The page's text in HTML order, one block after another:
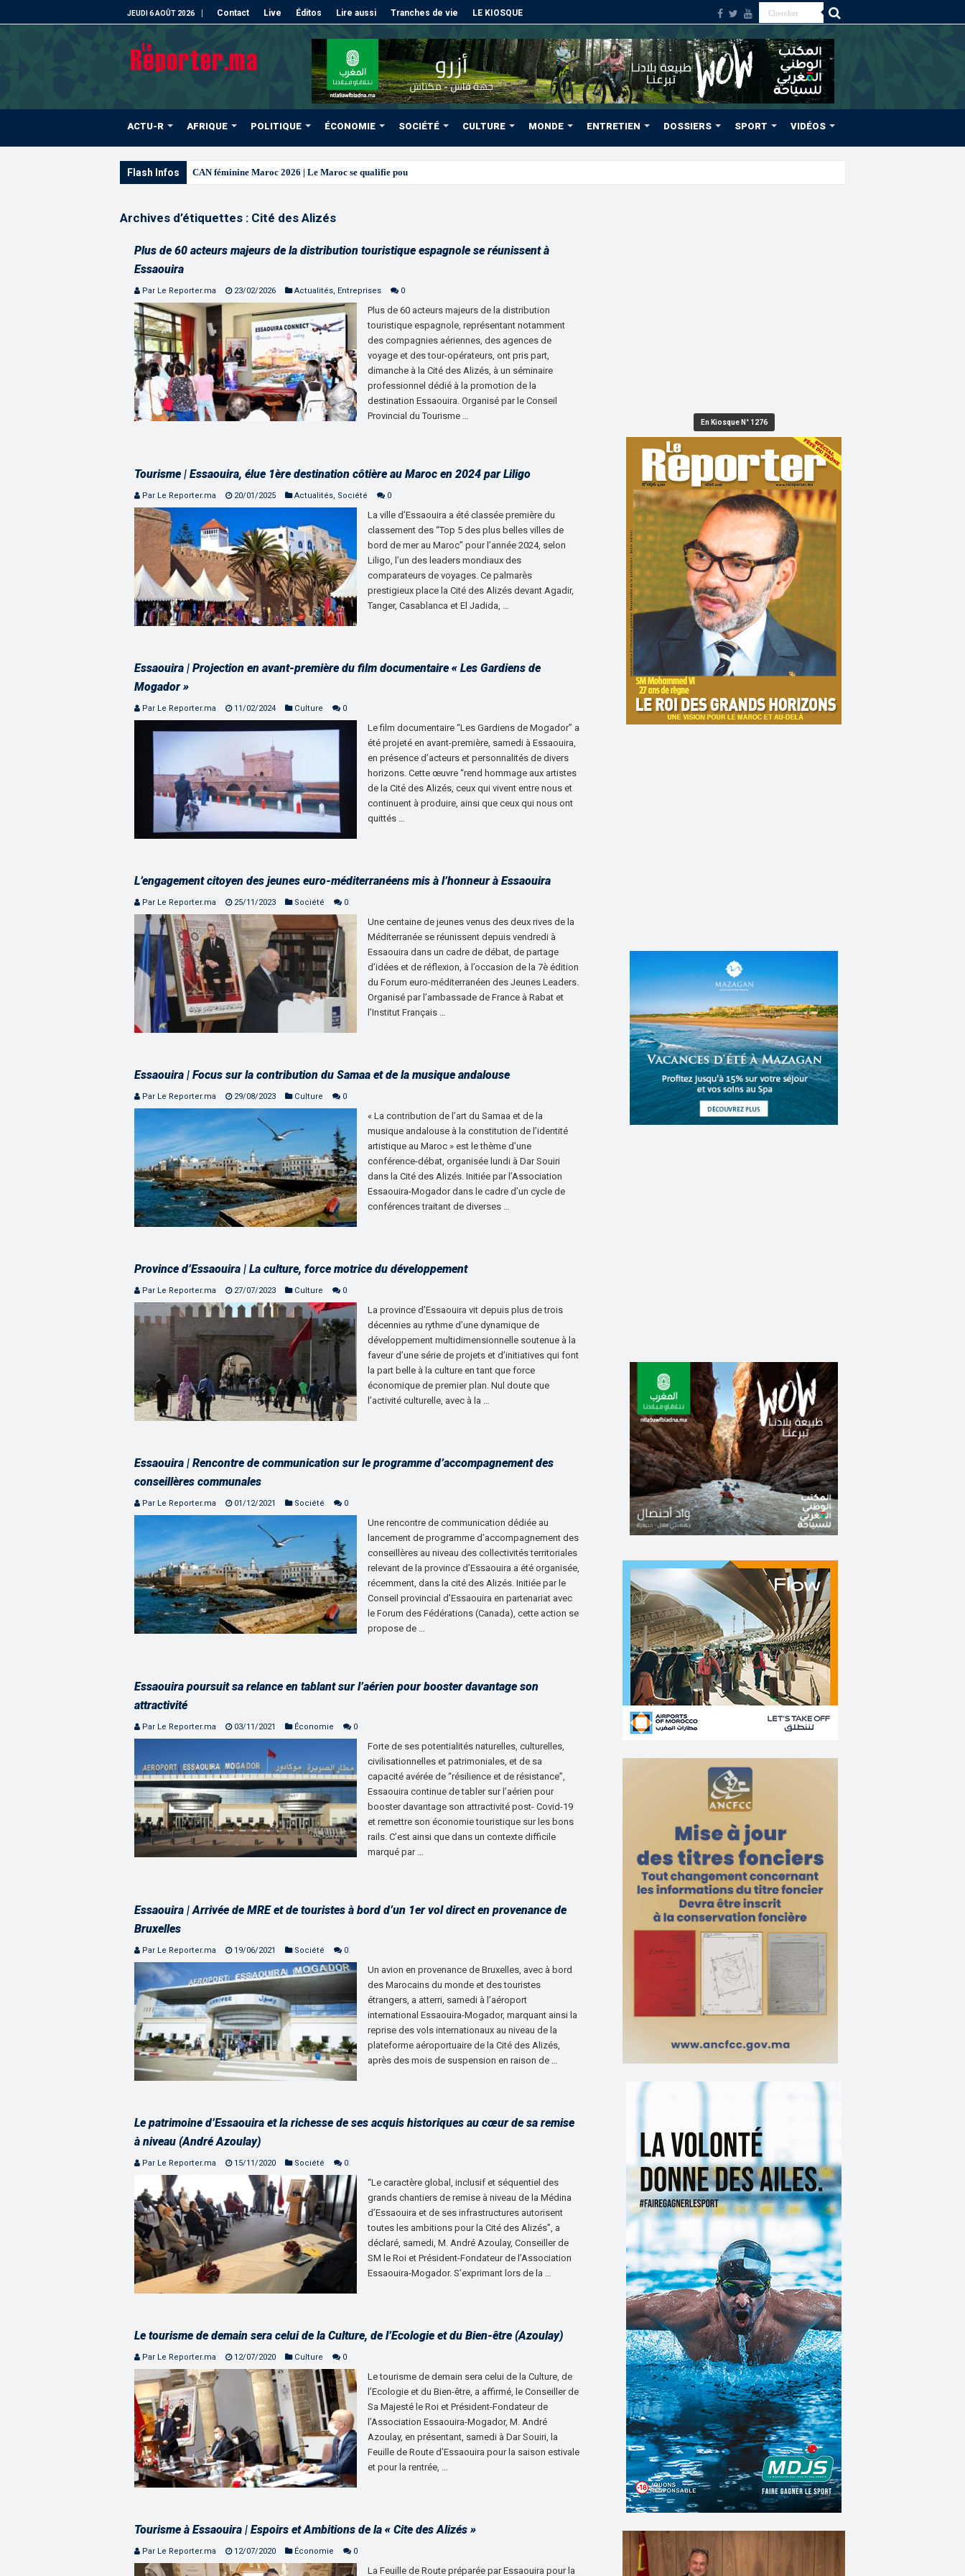
JEUDI 6 AOÛT 2026 Contact Live Éditos Lire aussi Tranches de vie LE KIOSQUE
ACTU-R AFRIQUE POLITIQUE ÉCONOMIE SOCIÉTÉ CULTURE MONDE ENTRETIEN DOSSIERS SPORT VIDÉOS
Flash Infos CAN féminine Maroc 2026 | Le Maroc se qualifie pour les quarts après un nul blanc face au Séné
Archives d’étiquettes : Cité des Alizés
Plus de 60 acteurs majeurs de la distribution touristique espagnole se réunissent à
Essaouira
Par Le Reporter.ma 23/02/2026 Actualités, Entreprises 0
Plus de 60 acteurs majeurs de la distribution
touristique espagnole, représentant notamment
des compagnies aériennes, des agences de
voyage et des tour-opérateurs, ont pris part,
dimanche à la Cité des Alizés, à un séminaire
professionnel dédié à la promotion de la
destination Essaouira. Organisé par le Conseil
Provincial du Tourisme …
Tourisme | Essaouira, élue 1ère destination côtière au Maroc en 2024 par Liligo
Par Le Reporter.ma 20/01/2025 Actualités, Société 0
La ville d’Essaouira a été classée première du
classement des “Top 5 des plus belles villes de
bord de mer au Maroc” pour l’année 2024, selon
Liligo, l’un des leaders mondiaux des
comparateurs de voyages. Ce palmarès
prestigieux place la Cité des Alizés devant Agadir,
Tanger, Casablanca et El Jadida, …
Essaouira | Projection en avant-première du film documentaire « Les Gardiens de
Mogador »
Par Le Reporter.ma 11/02/2024 Culture 0
Le film documentaire “Les Gardiens de Mogador” a
été projeté en avant-première, samedi à Essaouira,
en présence d’acteurs et personnalités de divers
horizons. Cette œuvre “rend hommage aux artistes
de la Cité des Alizés, ceux qui vivent entre nous et
continuent à produire, ainsi que ceux qui nous ont
quittés …
L’engagement citoyen des jeunes euro-méditerranéens mis à l’honneur à Essaouira
Par Le Reporter.ma 25/11/2023 Société 0
Une centaine de jeunes venus des deux rives de la
Méditerranée se réunissent depuis vendredi à
Essaouira dans un cadre de débat, de partage
d’idées et de réflexion, à l’occasion de la 7è édition
du Forum euro-méditerranéen des Jeunes Leaders.
Organisé par l’ambassade de France à Rabat et
l’Institut Français …
Essaouira | Focus sur la contribution du Samaa et de la musique andalouse
Par Le Reporter.ma 29/08/2023 Culture 0
« La contribution de l’art du Samaa et de la
musique andalouse à la constitution de l’identité
artistique au Maroc » est le thème d’une
conférence-débat, organisée lundi à Dar Souiri
dans la Cité des Alizés. Initiée par l’Association
Essaouira-Mogador dans le cadre d’un cycle de
conférences traitant de diverses …
Province d’Essaouira | La culture, force motrice du développement
Par Le Reporter.ma 27/07/2023 Culture 0
La province d’Essaouira vit depuis plus de trois
décennies au rythme d’une dynamique de
développement multidimensionnelle soutenue à la
faveur d’une série de projets et d’initiatives qui font
la part belle à la culture en tant que force
économique de premier plan. Nul doute que
l’activité culturelle, avec à la …
Essaouira | Rencontre de communication sur le programme d’accompagnement des
conseillères communales
Par Le Reporter.ma 01/12/2021 Société 0
Une rencontre de communication dédiée au
lancement de programme d’accompagnement des
conseillères au niveau des collectivités territoriales
relevant de la province d’Essaouira a été organisée,
récemment, dans la cité des Alizés. Initiée par le
Conseil provincial d’Essaouira en partenariat avec
le Forum des Fédérations (Canada), cette action se
propose de …
Essaouira poursuit sa relance en tablant sur l’aérien pour booster davantage son
attractivité
Par Le Reporter.ma 03/11/2021 Économie 0
Forte de ses potentialités naturelles, culturelles,
civilisationnelles et patrimoniales, et de sa
capacité avérée de “résilience et de résistance”,
Essaouira continue de tabler sur l’aérien pour
booster davantage son attractivité post- Covid-19
et remettre son économie touristique sur les bons
rails. C’est ainsi que dans un contexte difficile
marqué par …
Essaouira | Arrivée de MRE et de touristes à bord d’un 1er vol direct en provenance de
Bruxelles
Par Le Reporter.ma 19/06/2021 Société 0
Un avion en provenance de Bruxelles, avec à bord
des Marocains du monde et des touristes
étrangers, a atterri, samedi à l’aéroport
international Essaouira-Mogador, marquant ainsi la
reprise des vols internationaux au niveau de la
plateforme aéroportuaire de la Cité des Alizés,
après des mois de suspension en raison de …
Le patrimoine d’Essaouira et la richesse de ses acquis historiques au cœur de sa remise
à niveau (André Azoulay)
Par Le Reporter.ma 15/11/2020 Société 0
“Le caractère global, inclusif et séquentiel des
grands chantiers de remise à niveau de la Médina
d’Essaouira et de ses infrastructures autorisent
toutes les ambitions pour la Cité des Alizés”, a
déclaré, samedi, M. André Azoulay, Conseiller de
SM le Roi et Président-Fondateur de l’Association
Essaouira-Mogador. S’exprimant lors de la …
Le tourisme de demain sera celui de la Culture, de l’Ecologie et du Bien-être (Azoulay)
Par Le Reporter.ma 12/07/2020 Culture 0
Le tourisme de demain sera celui de la Culture, de
l’Ecologie et du Bien-être, a affirmé, le Conseiller de
Sa Majesté le Roi et Président-Fondateur de
l’Association Essaouira-Mogador, M. André
Azoulay, en présentant, samedi à Dar Souiri, la
Feuille de Route d’Essaouira pour la saison estivale
et pour la rentrée, …
Tourisme à Essaouira | Espoirs et Ambitions de la « Cite des Alizés »
Par Le Reporter.ma 12/07/2020 Économie 0
La Feuille de Route préparée par Essaouira pour la
En Kiosque N° 1276